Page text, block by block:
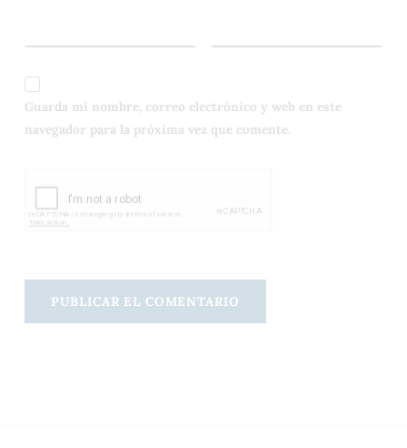
Guarda mi nombre, correo electrónico y web en este
navegador para la próxima vez que comente.